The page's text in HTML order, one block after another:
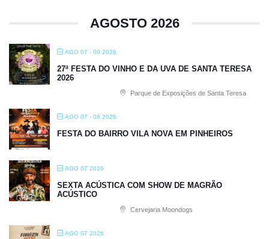
AGOSTO 2026
AGO 07 - 09 2026
27ª FESTA DO VINHO E DA UVA DE SANTA TERESA
2026
Parque de Exposições de Santa Teresa
AGO 07 - 08 2026
FESTA DO BAIRRO VILA NOVA EM PINHEIROS
AGO 07 2026
SEXTA ACÚSTICA COM SHOW DE MAGRÃO
ACÚSTICO
Cervejaria Moondogs
AGO 07 2026